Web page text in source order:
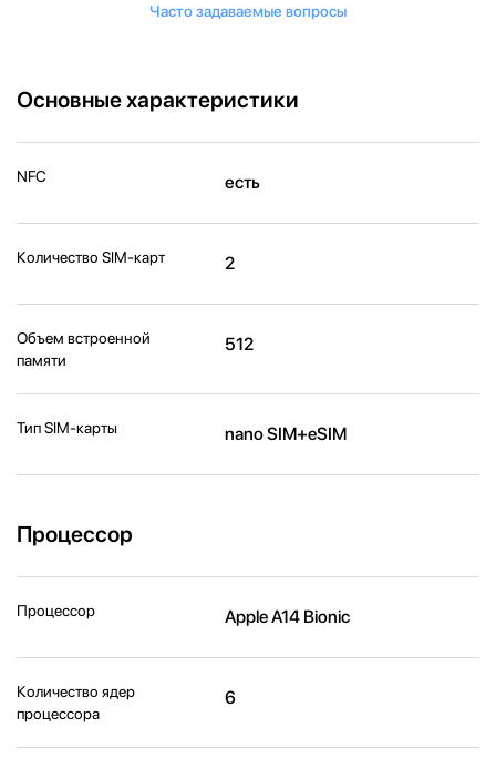
Часто задаваемые вопросы
Основные характеристики
NFC есть
Количество SIM-карт 2
Объем встроенной
памяти
512
Тип SIM-карты nano SIM+eSIM
Процессор
Процессор Apple A14 Bionic
Количество ядер
процессора
6